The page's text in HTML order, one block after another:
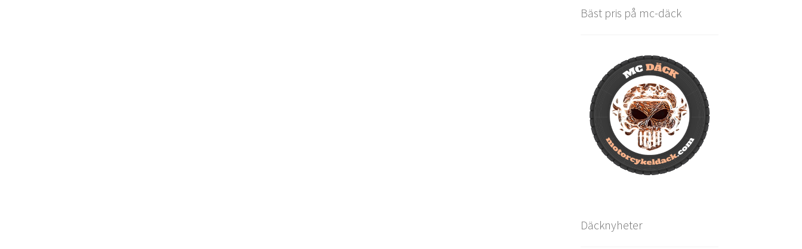
Bäst pris på mc-däck
Däcknyheter